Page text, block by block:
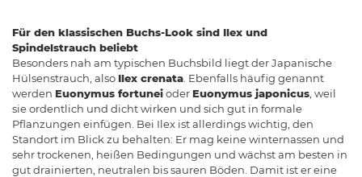
Für den klassischen Buchs-Look sind Ilex und
Spindelstrauch beliebt
Besonders nah am typischen Buchsbild liegt der Japanische
Hülsenstrauch, also Ilex crenata . Ebenfalls häufig genannt
werden Euonymus fortuneioder Euonymus japonicus , weil
sie ordentlich und dicht wirken und sich gut in formale
Pflanzungen einfügen. Bei Ilex ist allerdings wichtig, den
Standort im Blick zu behalten: Er mag keine winter­nassen und
sehr trockenen, heißen Bedingungen und wächst am besten in
gut drainierten, neutralen bis sauren Böden. Damit ist er eine